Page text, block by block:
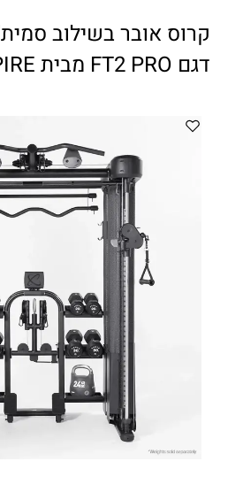
ווטצאפ (הודעות בלבד):
מענה טלפוני: 8411075
בין השעות 9:00-17:00
לחיצת כפתור"צור קשר"
citysport2@013.net
דגם FT2 PRO מבית INSPIRE